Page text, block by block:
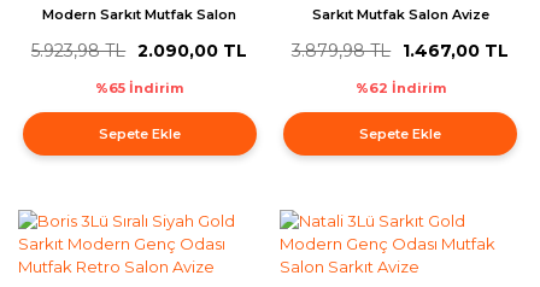
Modern Sarkıt Mutfak Salon
5.923,98 TL 2.090,00 TL
%65 İndirim
Sepete Ekle
Sarkıt Mutfak Salon Avize
3.879,98 TL 1.467,00 TL
%62 İndirim
Sepete Ekle